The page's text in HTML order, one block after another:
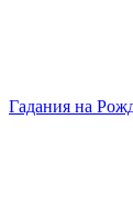
Гадания на